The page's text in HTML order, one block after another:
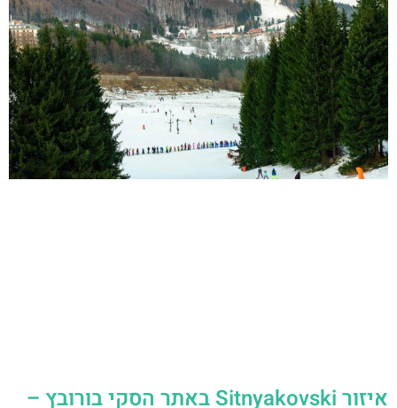
איזור Sitnyakovski באתר הסקי בורובץ –